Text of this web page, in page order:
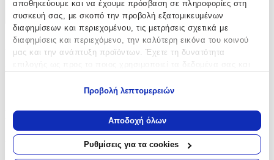
αποθηκεύουμε και να έχουμε πρόσβαση σε πληροφορίες στη
συσκευή σας, με σκοπό την προβολή εξατομικευμένων
διαφημίσεων και περιεχομένου, τις μετρήσεις σχετικά με
διαφημίσεις και περιεχόμενο, την καλύτερη εικόνα του κοινού
μας και την ανάπτυξη προϊόντων. Έχετε τη δυνατότητα
Να συλλέξουμε πληροφορίες σχετικά με τη γεωγραφική
σας τοποθεσία, οι οποίες μπορεί να είναι ακριβείς σε
απόσταση μερικών μέτρων
Να αναγνωρίσουμε τη συσκευή σας σαρώνοντας ενεργά
Προβολή λεπτομερειών
Αποδοχή όλων
Ρυθμίσεις για τα cookies
+
Χαρακτηριστικά
Κατασκευαστής:
Βασικά Χαρακτηριστικά
Χρώμα: